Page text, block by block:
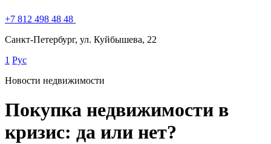
+7 812 498 48 48
Санкт-Петербург, ул. Куйбышева, 22
1 Рус
Новости недвижимости
Покупка недвижимости в
кризис: да или нет?